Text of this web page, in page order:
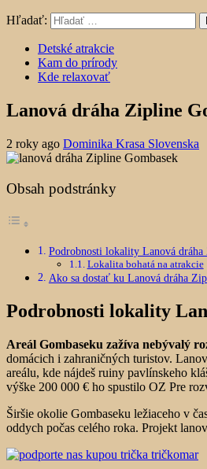
Hľadať:
Detské atrakcie
Kam do prírody
Kde relaxovať
Lanová dráha Zipline
2 roky ago Dominika Krasa Slovenska
Obsah podstránky
Podrobnosti lokality Lanová dráha
Lokalita bohatá na atrakcie
Ako sa dostať ku Lanová dráha
Podrobnosti lokality
Areál Gombaseku zažíva nebývalý
domácich i zahraničných turistov.
areálu, kde nájdeš ruiny pavlínskeho
výške 200 000 € ho spustilo OZ Pre
Širšie okolie Gombaseku ležiaceho v
oddych počas celého roka. Projekt